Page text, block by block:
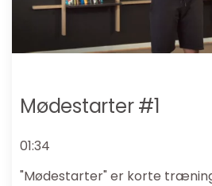
Mødestarter #1
01:34
"Mødestarter" er korte